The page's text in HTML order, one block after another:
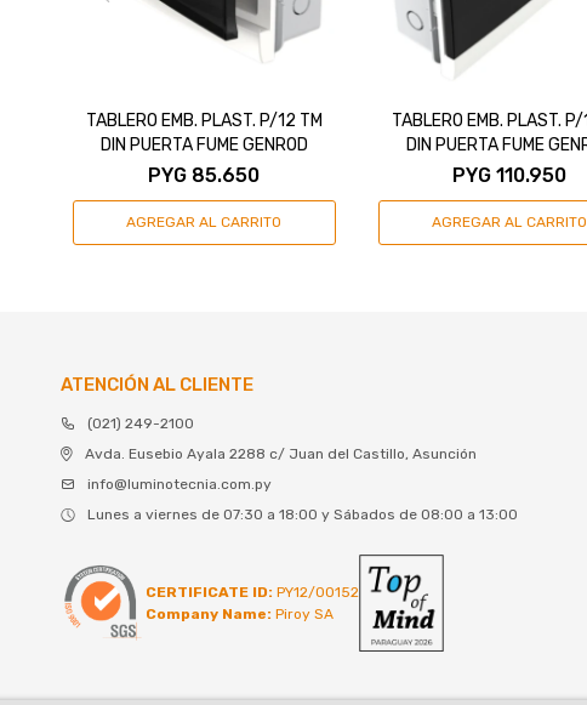
TABLERO EMB. PLAST. P/12 TM
DIN PUERTA FUME GENROD
PYG 85.650
TABLERO EMB. PLAST. P/
DIN PUERTA FUME
PYG 110.950
ATENCIÓN AL CLIENTE
(021) 249-2100
Avda. Eusebio Ayala 2288 c/ Juan del Castillo, Asunción
info@luminotecnia.com.py
Lunes a viernes de 07:30 a 18:00 y Sábados de 08:00 a 13:00
CERTIFICATE ID: PY12/00152
Company Name: Piroy SA